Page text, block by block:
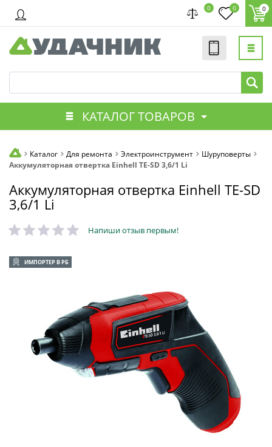
0 0 0
КАТАЛОГ ТОВАРОВ
Каталог Для ремонта Электроинструмент
Шуруповерты
Аккумуляторная отвертка Einhell TE-SD 3,6/1 Li
Аккумуляторная отвертка Einhell TE-SD
3,6/1 Li
Напиши отзыв первым!
ИМПОРТЕР В РБ